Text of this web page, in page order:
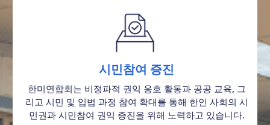
시민참여 증진
한미연합회는 비정파적 권익 옹호 활동과 공공 교육, 그
리고 시민 및 입법 과정 참여 확대를 통해 한인 사회의 시
민권과 시민참여 권익 증진을 위해 노력하고 있습니다.